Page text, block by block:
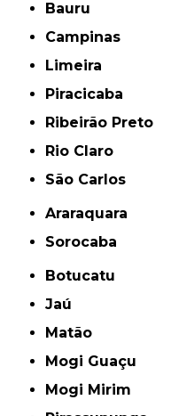
Bauru
Campinas
Limeira
Piracicaba
Ribeirão Preto
Rio Claro
São Carlos
Araraquara
Sorocaba
Botucatu
Jaú
Matão
Mogi Guaçu
Mogi Mirim